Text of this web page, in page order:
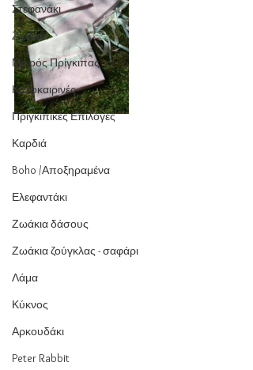
Στεφανάκι
Ζωάκια
Μικρός Πρίγκιπας
Καλοκαιρινές
Πριγκιπικές Επιλογές
Καρδιά
Boho /Αποξηραμένα
Ελεφαντάκι
Ζωάκια δάσους
Ζωάκια ζούγκλας - σαφάρι
Λάμα
Κύκνος
Αρκουδάκι
Peter Rabbit